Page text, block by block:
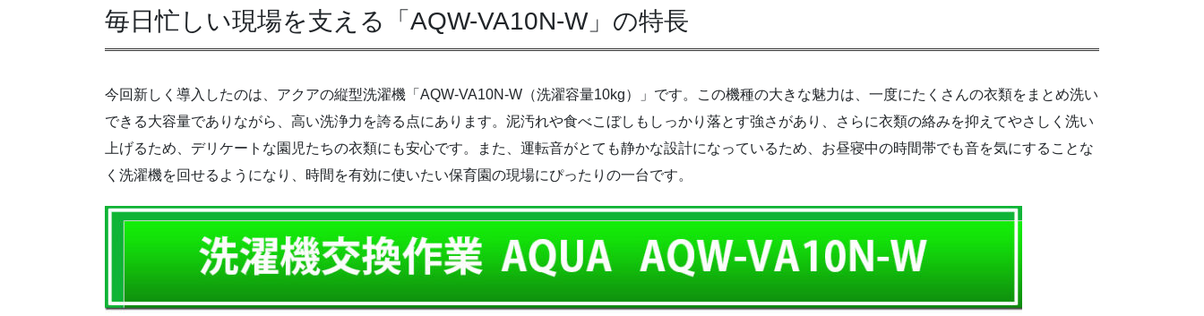
毎日忙しい現場を支える「AQW-VA10N-W」の特長
今回新しく導入したのは、アクアの縦型洗濯機「AQW-VA10N-W（洗濯容量10kg）」です。この機種の大きな魅力は、一度にたくさんの衣類をまとめ洗い
できる大容量でありながら、高い洗浄力を誇る点にあります。泥汚れや食べこぼしもしっかり落とす強さがあり、さらに衣類の絡みを抑えてやさしく洗い
上げるため、デリケートな園児たちの衣類にも安心です。また、運転音がとても静かな設計になっているため、お昼寝中の時間帯でも音を気にすることな
く洗濯機を回せるようになり、時間を有効に使いたい保育園の現場にぴったりの一台です。